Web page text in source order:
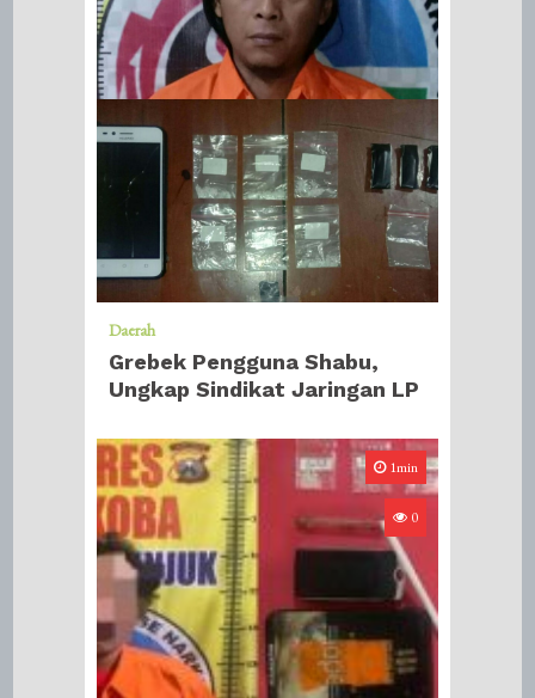
Daerah
Grebek Pengguna Shabu,
Ungkap Sindikat Jaringan LP
1min
0